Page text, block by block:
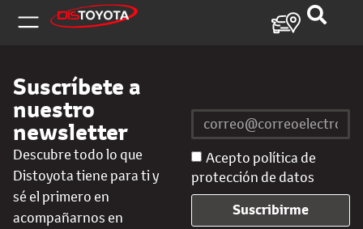
Suscríbete a
nuestro
newsletter
Descubre todo lo que
Distoyota tiene para ti y
sé el primero en
acompañarnos en
Acepto política de
protección de datos
Suscribirme